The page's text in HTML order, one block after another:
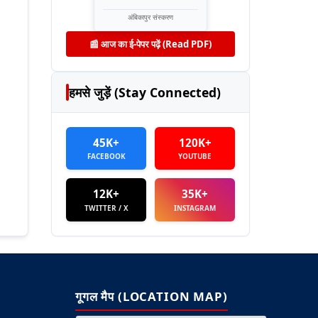
अंबिकापुर संस्करण
📰 आज का ई-पेपर पढ़ें (Read PDF)
हमसे जुड़ें (Stay Connected)
45K+
FACEBOOK
120K+
YOUTUBE
12K+
TWITTER / X
35K+
INSTAGRAM
गूगल मैप (LOCATION MAP)